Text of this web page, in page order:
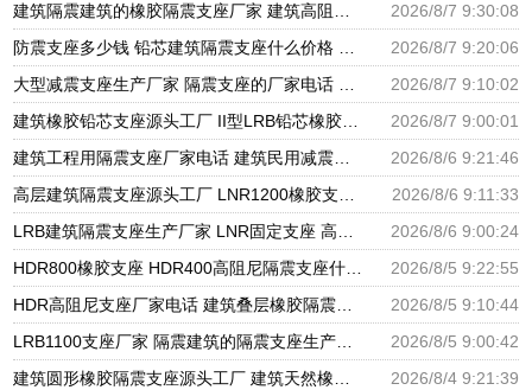
建筑隔震建筑的橡胶隔震支座厂家 建筑高阻尼抗震支座厂家 隔震支座LNR700源头工厂
2026/8/7 9:30:08
防震支座多少钱 铅芯建筑隔震支座什么价格 HDR600支座
2026/8/7 9:20:06
大型减震支座生产厂家 隔震支座的厂家电话 建筑橡胶隔震支座LNR厂家
2026/8/7 9:10:02
建筑橡胶铅芯支座源头工厂 II型LRB铅芯橡胶隔震支座厂家 LNR1300隔震支座厂家
2026/8/7 9:00:01
建筑工程用隔震支座厂家电话 建筑民用减震支座厂家 建筑圆形铅芯橡胶隔震支座厂家
2026/8/6 9:21:46
高层建筑隔震支座源头工厂 LNR1200橡胶支座厂家电话 LNR600支座什么价格
2026/8/6 9:11:33
LRB建筑隔震支座生产厂家 LNR固定支座 高阻尼橡胶支座什么价格
2026/8/6 9:00:24
HDR800橡胶支座 HDR400高阻尼隔震支座什么价格 LRB1500隔震支座
2026/8/5 9:22:55
HDR高阻尼支座厂家电话 建筑叠层橡胶隔震支座源头工厂 LNR水平分散力橡胶隔震支座源头工厂
2026/8/5 9:10:44
LRB1100支座厂家 隔震建筑的隔震支座生产厂家 LNR天然橡胶支座厂家
2026/8/5 9:00:42
建筑圆形橡胶隔震支座源头工厂 建筑天然橡胶隔震支座LRB700厂家 LNR建筑隔震支座报价
2026/8/4 9:21:39